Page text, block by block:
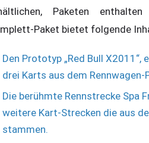
Paketen
Paket bietet folgende
Den Prototyp „Red Bull X2011“,
drei Karts aus dem Rennwagen-
Die berühmte Rennstrecke Spa
weitere Kart-Strecken die aus
stammen.